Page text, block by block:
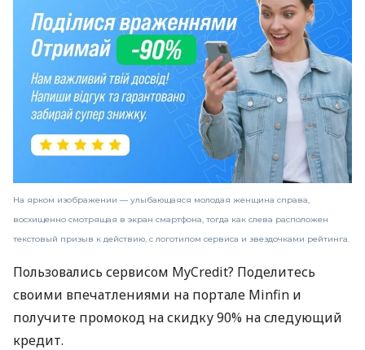
На ярком изображении — улыбающаяся молодая женщина справа,
восхищенно смотрящая в экран смартфона, тогда как слева расположен
текстовый призыв к действию, с логотипом сервиса и звездочками рейтинга.
Пользовались сервисом MyCredit? Поделитесь
своими впечатлениями на портале Minfin и
получите промокод на скидку 90% на следующий
кредит.